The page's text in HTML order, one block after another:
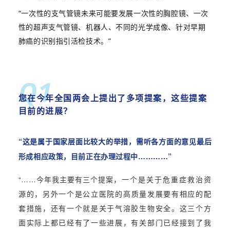
“一次性的支气管镜未来可能要发展一次性的胸腔镜、一次
性的超声支气管镜、机器人、不同的光学成像、针对早期
肺癌的识别指引活检技术。”
Q1
您在今年全国两会上提出了多项提案，这些提案
目前的进展？
“这是属于国家层面比较大的举措，需听各方面的意见最后
形成相应政策，目前正在办理过程中…………”
“……今年我主要有三个提案，一个是关于危重症救治资
源的， 另外一个是公立医院的高质量发展要有相应的配
套措施， 还有一个就是关于气溶胶生物安全。 这三个方
面实际上都已经有了一些进展 ，有关部门已经接到了我